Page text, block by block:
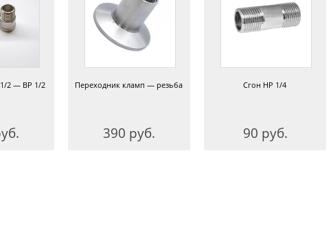
2 — ВР 1/2 Переходник кламп — резьба
390 руб.
Сгон НР 1/4
90 руб.